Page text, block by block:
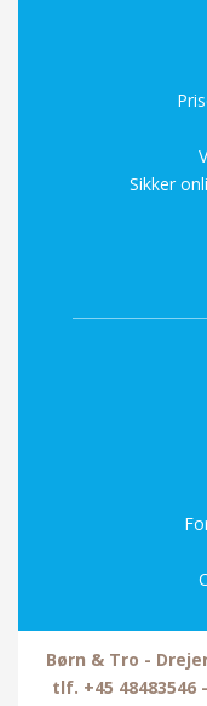
Sikker
Børn & Tro -
tlf. +45